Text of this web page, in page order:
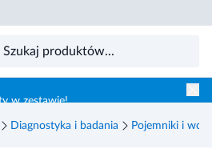
w zestawie!
Diagnostyka i badania Pojemniki i